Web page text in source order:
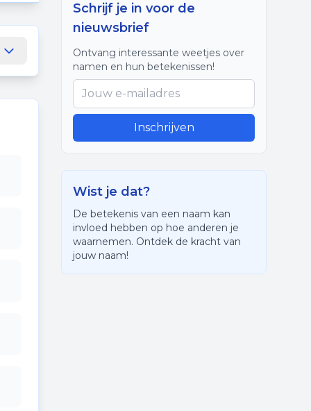
Schrijf je in voor de
nieuwsbrief
Ontvang interessante weetjes over
namen en hun betekenissen!
Inschrijven
Wist je dat?
De betekenis van een naam kan
invloed hebben op hoe anderen je
waarnemen. Ontdek de kracht van
jouw naam!